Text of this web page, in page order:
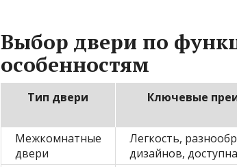
Выбор двери по
особенностям
Тип двери Ключевые
Межкомнатные
двери
Легкость,
дизайнов,